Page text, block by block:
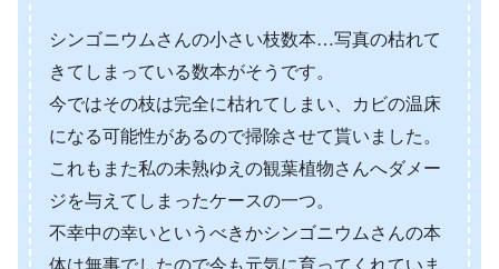
シンゴニウムさんの小さい枝数本…写真の枯れて
きてしまっている数本がそうです。
今ではその枝は完全に枯れてしまい、カビの温床
になる可能性があるので掃除させて貰いました。
これもまた私の未熟ゆえの観葉植物さんへダメー
ジを与えてしまったケースの一つ。
不幸中の幸いというべきかシンゴニウムさんの本
体は無事でしたので今も元気に育ってくれていま